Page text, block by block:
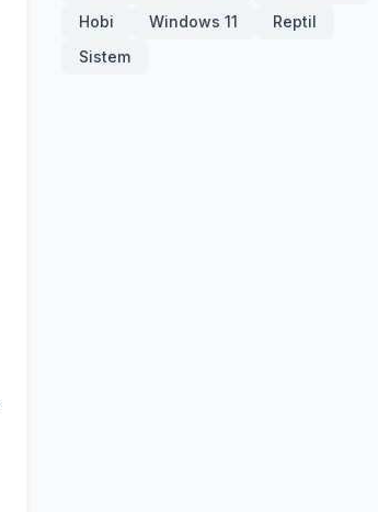
Hobi
Windows 11
Reptil
Sistem